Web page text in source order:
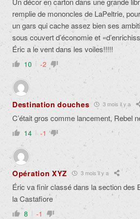
remplie de mononcles de LaPeltrie,
un gars qui cache assez bien ses
sous couvert d’économie et
Éric a le vent dans les voiles!!!!!
10 -2
Destination douches 3 mois il y a
C’était gros comme lancement, Rebel
14 -1
Opération XYZ 3 mois il y a
Éric va finir classé dans la section des
la Castafiore
8 -1